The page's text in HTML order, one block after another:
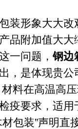
装形象大大
品附加值大
一问题，钢边
，是体现贵
料在高温高
疫要求，适
材包装”声明